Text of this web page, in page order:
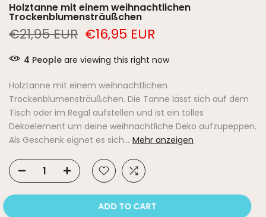
Holztanne mit einem weihnachtlichen
Trockenblumensträußchen
€21,95 EUR €16,95 EUR
4 People are viewing this right now
Holztanne mit einem weihnachtlichen
Trockenblumensträußchen. Die Tanne lässt sich auf dem
Tisch oder im Regal aufstellen und ist ein tolles
Dekoelement um deine weihnachtliche Deko aufzupeppen.
Als Geschenk eignet es sich... Mehr anzeigen
ADD TO CART